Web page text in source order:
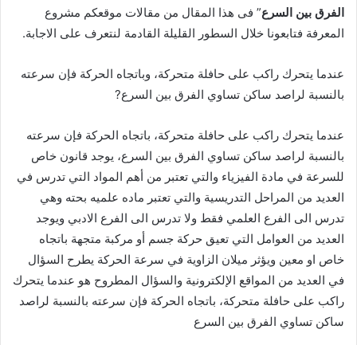
الفرق بين السرع” فى هذا المقال من مقالات موقعكم مشروع
المعرفة فتابعونا خلال السطور القليلة القادمة لنتعرف على الاجابة.
عندما يتحرك راكب على حافلة متحركة، وباتجاه الحركة فإن سرعته
بالنسبة لراصد ساكن تساوي الفرق بين السرع?
عندما يتحرك راكب على حافلة متحركة، باتجاه الحركة فإن سرعته
بالنسبة لراصد ساكن تساوي الفرق بين السرع، يوجد قانون خاص
للسرعة في مادة الفيزياء والتي تعتبر من أهم المواد التي تدرس في
العديد من المراحل التدريسية والتي تعتبر ماده علميه بحته وهي
تدرس الى الفرع العلمي فقط ولا تدرس الى الفرع الادبي ويوجد
العديد من العوامل التي تعيق حركة جسم أو مركبة متجهة باتجاه
خاص او معين ويؤثر ميلان الزاوية في سرعة الحركة يطرح السؤال
في العديد من المواقع الإلكترونية والسؤال المطروح هو عندما يتحرك
راكب على حافلة متحركة، باتجاه الحركة فإن سرعته بالنسبة لراصد
ساكن تساوي الفرق بين السرع